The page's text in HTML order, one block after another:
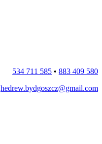
534 711 585 • 883 409 580
hedrew.bydgoszcz@gmail.com